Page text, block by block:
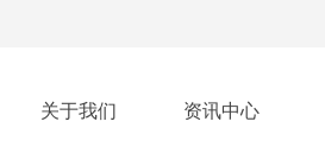
关于我们 资讯中心